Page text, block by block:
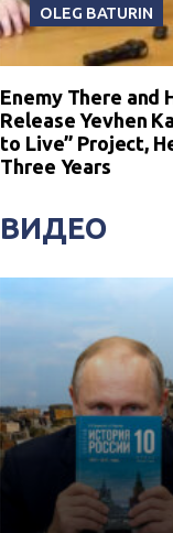
OLEG BATURIN
Enemy There and
Release Yevhen
to Live” Project,
Three Years
ВИДЕО